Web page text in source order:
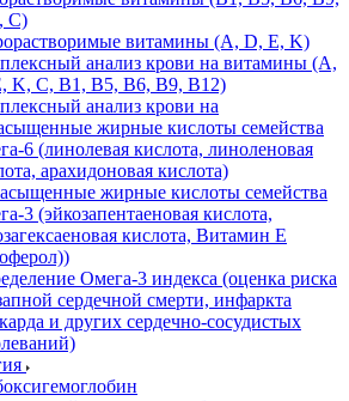
С)
витамины (A, D, E, K)
анализ крови на витамины (A,
K, C, B1, B5, B6, В9, B12)
анализ крови на
жирные кислоты семейства
6 (линолевая кислота, линоленовая
арахидоновая кислота)
жирные кислоты семейства
3 (эйкозапентаеновая кислота,
кислота, Витамин E
Омега-3 индекса (оценка риска
сердечной смерти, инфаркта
и других сердечно-сосудистых